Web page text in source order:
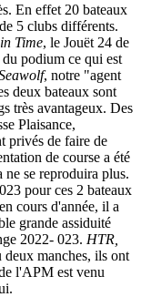
En effet 20 bateaux
5 clubs différents.
Time, le Jouët 24 de
podium ce qui est
, notre "agent
deux bateaux sont
très avantageux. Des
Plaisance,
privés de faire de
de course a été
se reproduira plus.
pour ces 2 bateaux
cours d'année, il a
grande assiduité
2022- 023. HTR,
manches, ils ont
l'APM est venu